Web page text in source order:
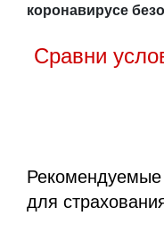
коронавирусе
Сравни
Рекомендуемые
для